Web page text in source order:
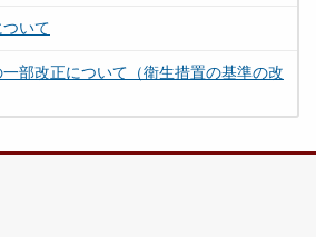
いて
部改正について（衛生措置の基準の改